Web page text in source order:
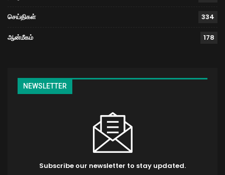
செய்திகள் 334
ஆன்மீகம் 178
NEWSLETTER
Subscribe our newsletter to stay updated.